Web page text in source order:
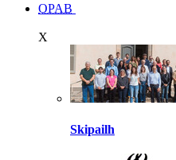
OPAB
X
Skipailh